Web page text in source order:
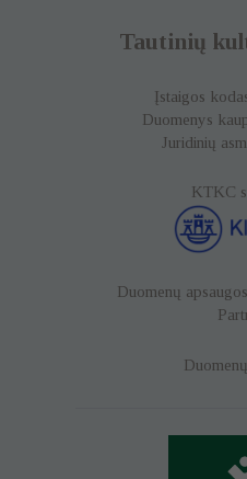
Tautinių
Įstaigos
Duomenys
Juridinių
KTKC
Duomenų